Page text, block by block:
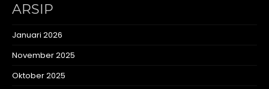
ARSIP
Januari 2026
November 2025
Oktober 2025